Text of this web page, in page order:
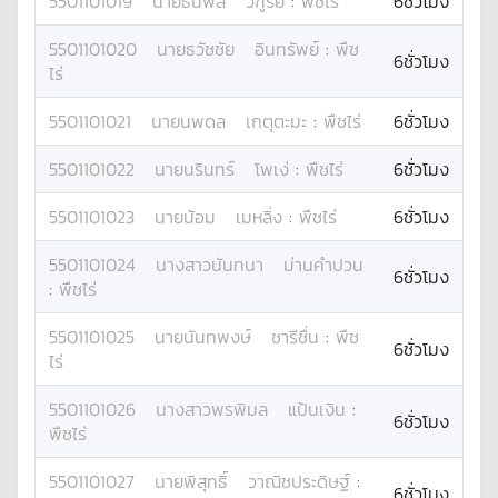
5501101020
นายธวัชชัย อินทรัพย์ : พืช
ไร่
6ชั่วโมง
5501101021 นายนพดล เกตุตะมะ : พืชไร่
6ชั่วโมง
5501101022
นายนรินทร์ โพเง่ : พืชไร่
6ชั่วโมง
5501101023
นายน้อม เมหลิ่ง : พืชไร่
6ชั่วโมง
5501101024
นางสาวนันทนา
ม่านคำปวน
: พืชไร่ 6ชั่วโมง
5501101025 นายนันทพงษ์ ชารีชื่น : พืช
ไร่
6ชั่วโมง
5501101026 นางสาวพรพิมล แป้นเงิน :
พืชไร่
6ชั่วโมง
5501101027 นายพิสุทธิ์ วาณิชประดิษฐ์ :